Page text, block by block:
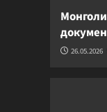
26.05.2026